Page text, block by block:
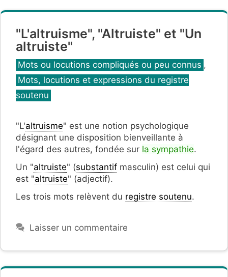
"L'altruisme", "Altruiste" et "Un
altruiste"
Catégories
Mots ou locutions compliqués ou peu connus ,
Mots, locutions et expressions du registre
soutenu
"L'altruisme" est une notion psychologique
désignant une disposition bienveillante à
l'égard des autres, fondée sur la sympathie.
Un "altruiste" (substantif masculin) est celui qui
est "altruiste" (adjectif).
Les trois mots relèvent du registre soutenu.
Laisser un commentaire